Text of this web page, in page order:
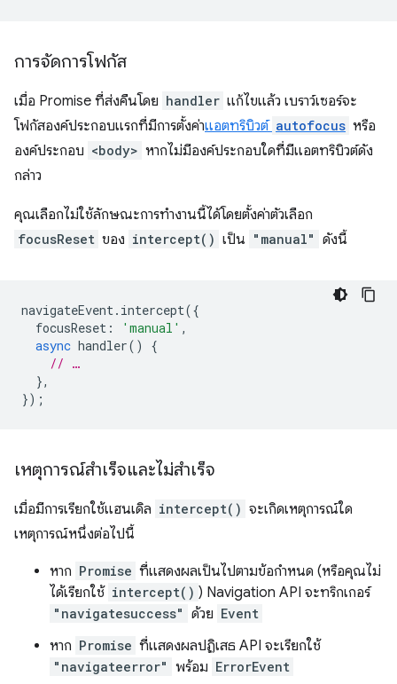
การจัดการโฟกัส
เมื่อ Promise ที่ส่งคืนโดย handler แก้ไขแล้ว เบราว์เซอร์จะ
โฟกัสองค์ประกอบแรกที่มีการตั้งค่าแอตทริบิวต์ autofocus หรือ
องค์ประกอบ <body> หากไม่มีองค์ประกอบใดที่มีแอตทริบิวต์ดัง
กล่าว
คุณเลือกไม่ใช้ลักษณะการทำงานนี้ได้โดยตั้งค่าตัวเลือก
focusReset ของ intercept() เป็น "manual" ดังนี้
navigateEvent. intercept({
focusReset : 'manual' ,
async handler()
{
// …
},
});
เหตุการณ์สำเร็จและไม่สำเร็จ
เมื่อมีการเรียกใช้แฮนเดิล intercept() จะเกิดเหตุการณ์ใด
เหตุการณ์หนึ่งต่อไปนี้
หาก Promise ที่แสดงผลเป็นไปตามข้อกำหนด (หรือคุณไม่
ได้เรียกใช้ intercept() ) Navigation API จะทริกเกอร์
"navigatesuccess" ด้วย Event
หาก Promise ที่แสดงผลปฏิเสธ API จะเรียกใช้
"navigateerror" พร้อม ErrorEvent